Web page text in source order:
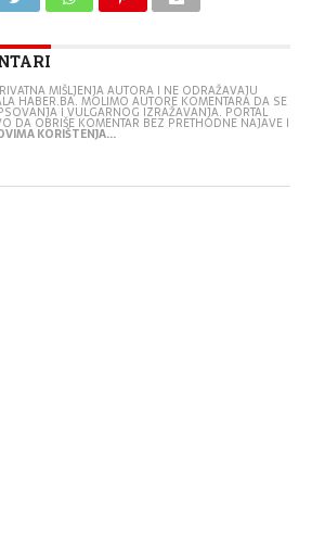
MIŠLJENJA AUTORA I NE ODRAŽAVAJU
HABER.BA. MOLIMO AUTORE KOMENTARA DA SE
I VULGARNOG IZRAŽAVANJA. PORTAL
DA OBRIŠE KOMENTAR BEZ PRETHODNE NAJAVE I
KORIŠTENJA...